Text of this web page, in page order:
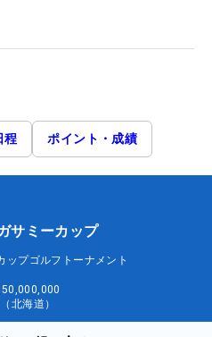
程 ポイント・成績
サミーカップ
ップゴルフトーナメント
北海道）